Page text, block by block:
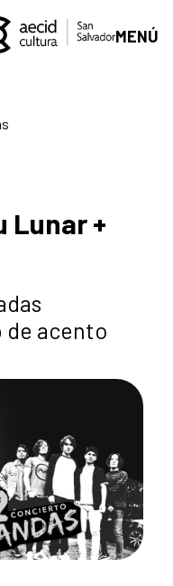
MENÚ
Lunar +
de acento